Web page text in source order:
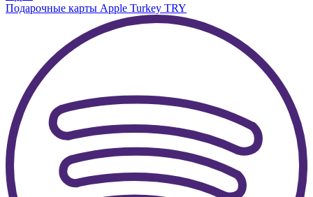
Подарочные карты Apple Turkey TRY